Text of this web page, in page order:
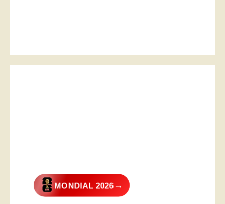
MONDIAL 2026→